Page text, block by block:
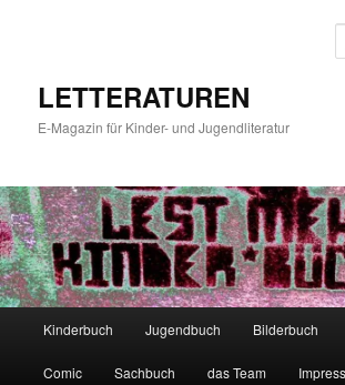
LETTERATUREN
E-Magazin für Kinder- und Jugendliteratur
Kinderbuch Jugendbuch Bilderbuch
Comic Sachbuch das Team